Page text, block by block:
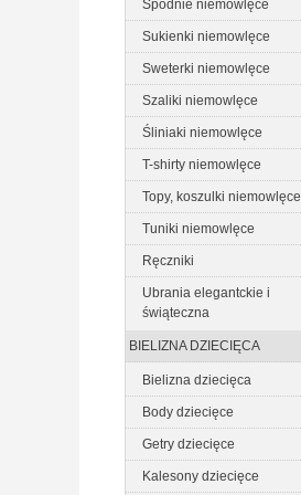
Spodnie niemowlęce
Sukienki niemowlęce
Sweterki niemowlęce
Szaliki niemowlęce
Śliniaki niemowlęce
T-shirty niemowlęce
Topy, koszulki niemowlęce
Tuniki niemowlęce
Ręczniki
Ubrania elegantckie i
świąteczna
BIELIZNA DZIECIĘCA
Bielizna dziecięca
Body dziecięce
Getry dziecięce
Kalesony dziecięce